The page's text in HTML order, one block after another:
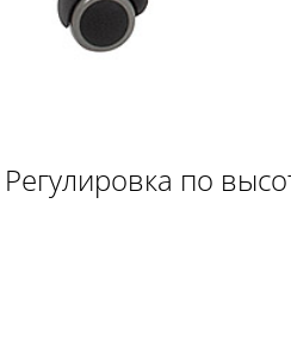
Регулировка по